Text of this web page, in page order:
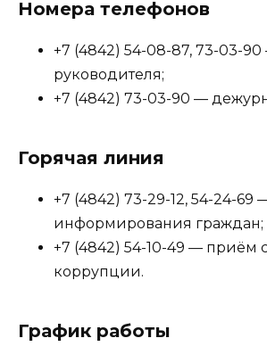
Номера телефонов
+7 (4842) 54-08-87, 73-03-
руководителя;
+7 (4842) 73-03-90 —
Горячая линия
+7 (4842) 73-29-12, 54-24-69
информирования граждан;
+7 (4842) 54-10-49 — приём
коррупции.
График работы